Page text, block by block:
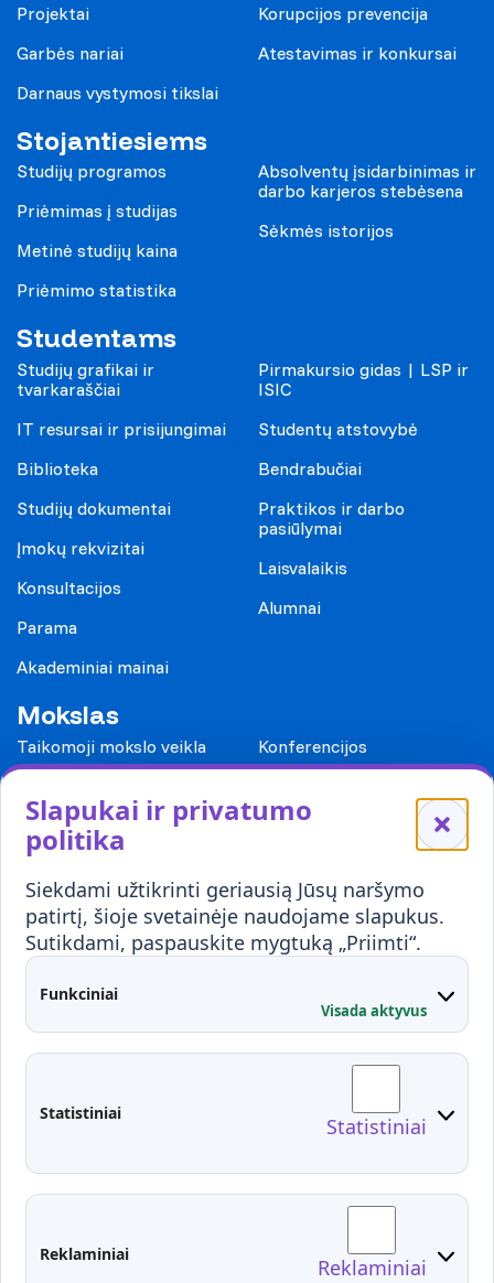
Slapukai ir privatumo
politika
Siekdami užtikrinti geriausią Jūsų naršymo
patirtį, šioje svetainėje naudojame slapukus.
Sutikdami, paspauskite mygtuką „Priimti“.
Funkciniai
Visada aktyvus
Statistiniai Statistiniai
Reklaminiai Reklaminiai
Projektai
Garbės nariai
Darnaus vystymosi tikslai
Korupcijos prevencija
Atestavimas ir konkursai
Stojantiesiems
Studijų programos
Priėmimas į studijas
Metinė studijų kaina
Priėmimo statistika
Absolventų įsidarbinimas ir
darbo karjeros stebėsena
Sėkmės istorijos
Studentams
Studijų grafikai ir
tvarkaraščiai
IT resursai ir prisijungimai
Biblioteka
Studijų dokumentai
Įmokų rekvizitai
Konsultacijos
Parama
Akademiniai mainai
Pirmakursio gidas | LSP ir
ISIC
Studentų atstovybė
Bendrabučiai
Praktikos ir darbo
pasiūlymai
Laisvalaikis
Alumnai
Mokslas
Taikomoji mokslo veikla
Konferencijos
Mokykloms
Visuomenei ir verslui
Mokymai ir konsultavimas
Partnerystės
Karjera
Kontaktai
Administracija
Fakultetai
Studentų atstovybė
Moodle
EDINA
Pasirengimas ekstremaliai